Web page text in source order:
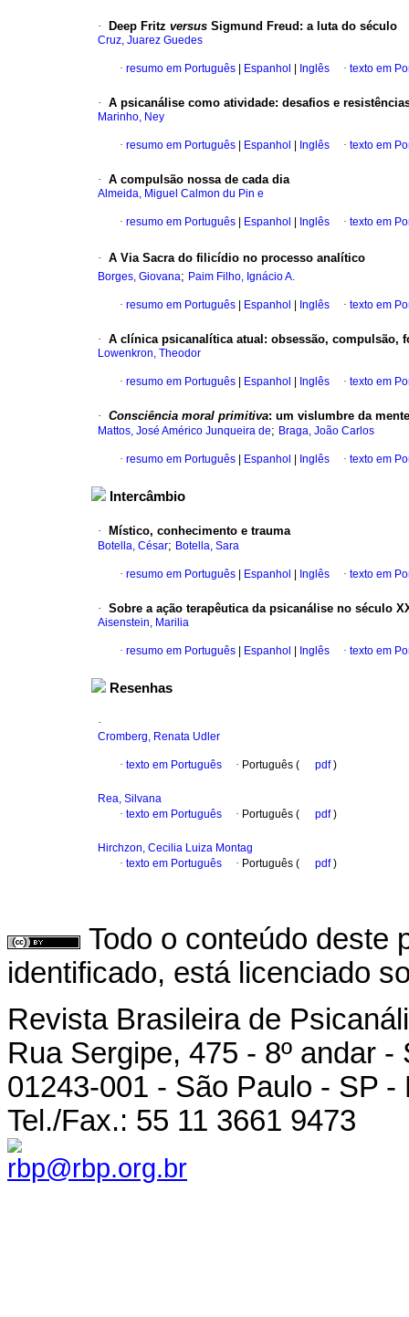
· Deep Fritz versus Sigmund Freud : a luta do século
Cruz, Juarez Guedes
· resumo em Português Espanhol Inglês · texto em
· A psicanálise como atividade: desafios e
Marinho, Ney
· resumo em Português Espanhol Inglês · texto em
· A compulsão nossa de cada dia
Almeida, Miguel Calmon du Pin e
· resumo em Português Espanhol Inglês · texto em
· A Via Sacra do filicídio no processo analítico
Borges, Giovana; Paim Filho, Ignácio A.
· resumo em Português Espanhol Inglês · texto em
· A clínica psicanalítica atual : obsessão, compulsão,
Lowenkron, Theodor
· resumo em Português Espanhol Inglês · texto em
· Consciência moral primitiva: um vislumbre da
Mattos, José Américo Junqueira de; Braga, João Carlos
· resumo em Português Espanhol Inglês · texto em
Intercâmbio
· Místico, conhecimento e trauma
Botella, César; Botella, Sara
· resumo em Português Espanhol Inglês · texto em
· Sobre a ação terapêutica da psicanálise no século
Aisenstein, Marilia
· resumo em Português Espanhol Inglês · texto em
Resenhas
·
Cromberg, Renata Udler
· texto em Português · Português ( pdf)
Rea, Silvana
· texto em Português · Português ( pdf)
Hirchzon, Cecilia Luiza Montag
· texto em Português · Português ( pdf)
Todo o conteúdo deste
identificado, está licenciado
Revista Brasileira de
Rua Sergipe, 475 - 8º andar -
01243-001 - São Paulo - SP -
Tel./Fax.: 55 11 3661 9473
rbp@rbp.org.br